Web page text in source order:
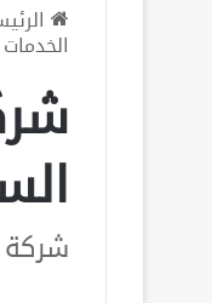
شركة